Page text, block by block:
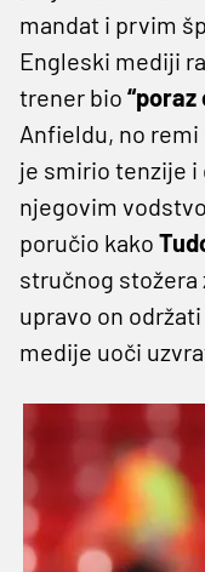
mandat i prvim
Engleski mediji
trener bio “poraz
Anfieldu, no remi
je smirio tenzije i
njegovim
poručio kako
stručnog stožera
upravo on
medije uoči